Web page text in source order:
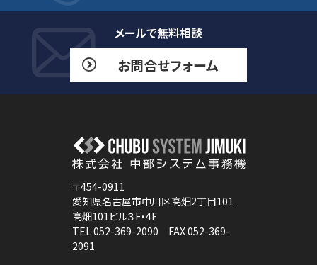
メールで無料相談
お問合せフォーム
〒454-0911
愛知県名古屋市中川区高畑2丁目101
高畑101ビル３F・4F
TEL 052-369-2090 FAX 052-369-
2091